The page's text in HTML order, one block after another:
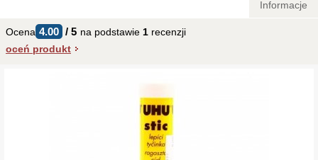
Informacje
Ocena 4.00 / 5 na podstawie 1 recenzji
oceń produkt